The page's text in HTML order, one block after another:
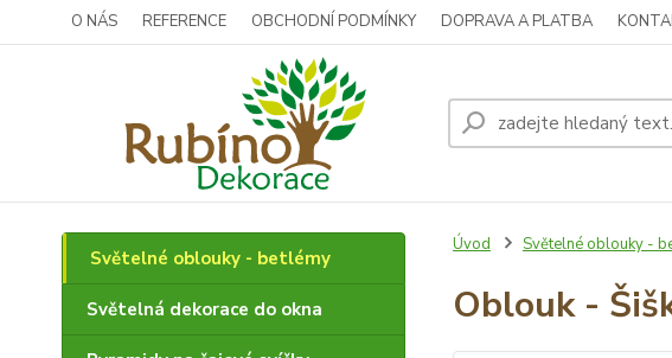
O NÁS REFERENCE OBCHODNÍ PODMÍNKY DOPRAVA A PLATBA
Světelné oblouky - betlémy
Světelná dekorace do okna
Úvod Světelné oblouky -
Oblouk -